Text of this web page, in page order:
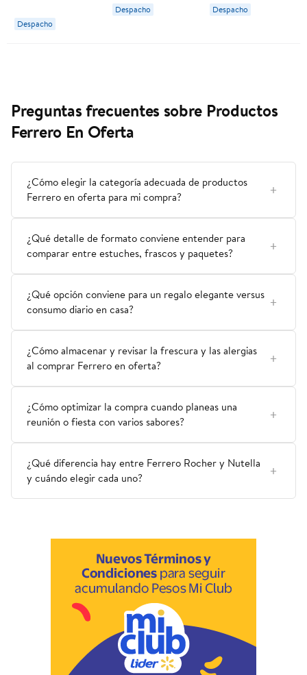
Despacho
Despacho Despacho
Preguntas frecuentes sobre Productos
Ferrero En Oferta
¿Cómo elegir la categoría adecuada de productos
Ferrero en oferta para mi compra?
¿Qué detalle de formato conviene entender para
comparar entre estuches, frascos y paquetes?
¿Qué opción conviene para un regalo elegante versus
consumo diario en casa?
¿Cómo almacenar y revisar la frescura y las alergias
al comprar Ferrero en oferta?
¿Cómo optimizar la compra cuando planeas una
reunión o fiesta con varios sabores?
¿Qué diferencia hay entre Ferrero Rocher y Nutella
y cuándo elegir cada uno?